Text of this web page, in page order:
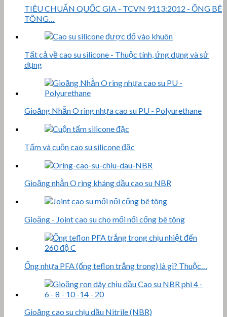
TIÊU CHUẨN QUỐC GIA - TCVN 9113:2012 - ỐNG BÊ
TÔNG…
Tất cả về cao su silicone - Thuộc tính, ứng dụng và sử
dụng
Gioăng Nhẫn O ring nhựa cao su PU - Polyurethane
Tấm và cuộn cao su silicone đặc
Gioăng nhẫn O ring kháng dầu cao su NBR
Gioăng - Joint cao su cho mối nối cống bê tông
Ống nhựa PFA (ống teflon trắng trong) là gì? Thuộc…
Gioăng cao su chịu dầu Nitrile (NBR)